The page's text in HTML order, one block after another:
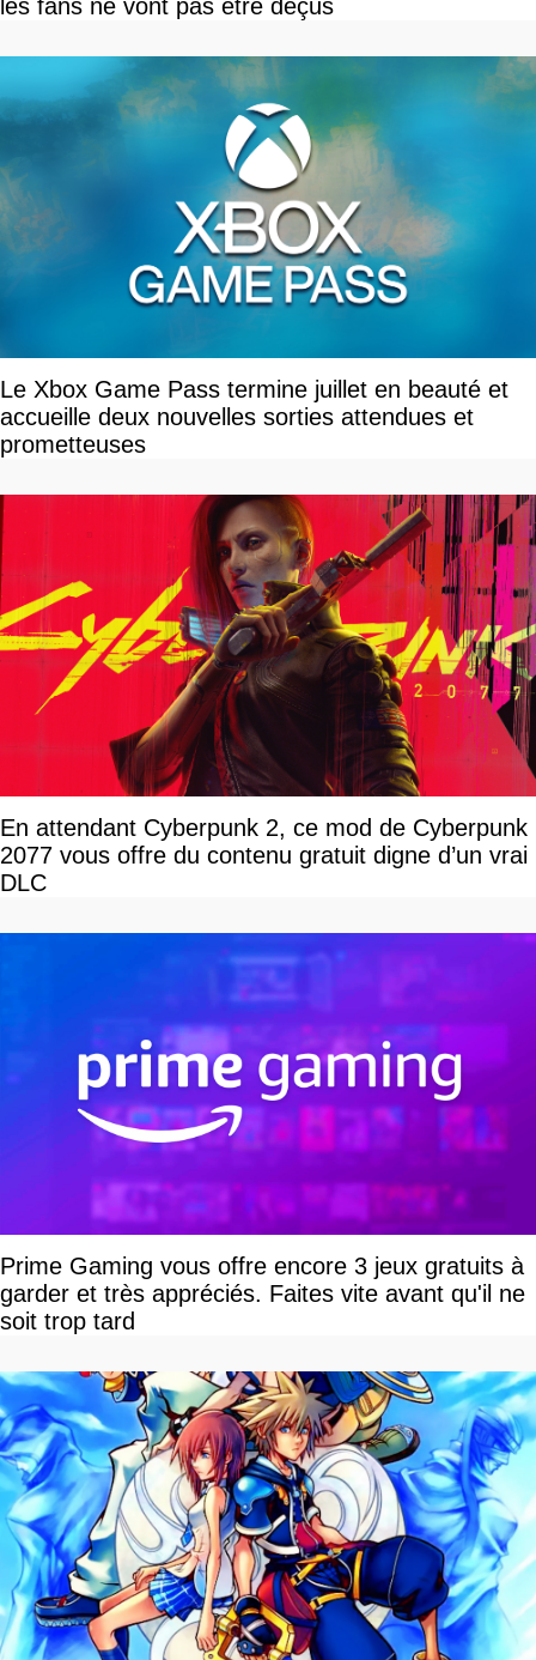
les fans ne vont pas être déçus
Le Xbox Game Pass termine juillet en beauté et
accueille deux nouvelles sorties attendues et
prometteuses
En attendant Cyberpunk 2, ce mod de Cyberpunk
2077 vous offre du contenu gratuit digne d’un vrai
DLC
Prime Gaming vous offre encore 3 jeux gratuits à
garder et très appréciés. Faites vite avant qu'il ne
soit trop tard